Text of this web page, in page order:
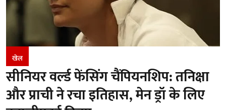
खेल
सीनियर वर्ल्ड फेंसिंग चैंपियनशिप: तनिक्षा
और प्राची ने रचा इतिहास, मेन ड्रॉ के लिए